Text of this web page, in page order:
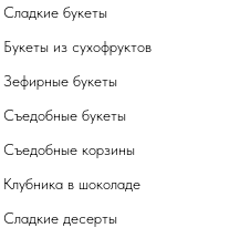
Сладкие букеты
Букеты из сухофруктов
Зефирные букеты
Съедобные букеты
Съедобные корзины
Клубника в шоколаде
Сладкие десерты